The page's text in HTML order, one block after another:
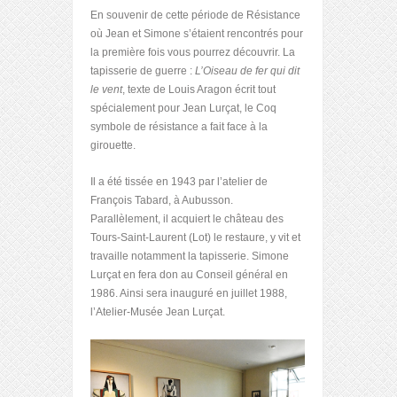
En souvenir de cette période de Résistance
où Jean et Simone s’étaient rencontrés pour
la première fois vous pourrez découvrir. La
tapisserie de guerre : L’Oiseau de fer qui dit
le vent, texte de Louis Aragon écrit tout
spécialement pour Jean Lurçat, le Coq
symbole de résistance a fait face à la
girouette.
Il a été tissée en 1943 par l’atelier de
François Tabard, à Aubusson.
Parallèlement, il acquiert le château des
Tours-Saint-Laurent (Lot) le restaure, y vit et
travaille notamment la tapisserie. Simone
Lurçat en fera don au Conseil général en
1986. Ainsi sera inauguré en juillet 1988,
l’Atelier-Musée Jean Lurçat.